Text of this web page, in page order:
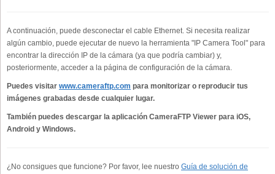
A continuación, puede desconectar el cable Ethernet. Si necesita realizar
algún cambio, puede ejecutar de nuevo la herramienta "IP Camera Tool" para
encontrar la dirección IP de la cámara (ya que podría cambiar) y,
posteriormente, acceder a la página de configuración de la cámara.
Puedes visitar www.cameraftp.com para monitorizar o reproducir tus
imágenes grabadas desde cualquier lugar.
También puedes descargar la aplicación CameraFTP Viewer para iOS,
Android y Windows.
¿No consigues que funcione? Por favor, lee nuestro Guía de solución de